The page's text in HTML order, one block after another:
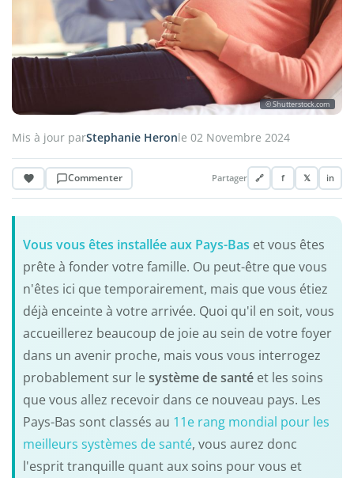
© Shutterstock.com
Mis à jour parStephanie Heronle 02 Novembre 2024
Commenter Partager 🔗 f 𝕏 in
Vous vous êtes installée aux Pays-Bas et vous êtes
prête à fonder votre famille. Ou peut-être que vous
n'êtes ici que temporairement, mais que vous étiez
déjà enceinte à votre arrivée. Quoi qu'il en soit, vous
accueillerez beaucoup de joie au sein de votre foyer
dans un avenir proche, mais vous vous interrogez
probablement sur le système de santéet les soins
que vous allez recevoir dans ce nouveau pays. Les
Pays-Bas sont classés au 11e rang mondial pour les
meilleurs systèmes de santé, vous aurez donc
l'esprit tranquille quant aux soins pour vous et